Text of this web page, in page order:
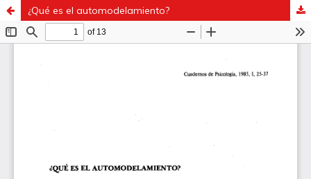
¿Qué es el automodelamiento?